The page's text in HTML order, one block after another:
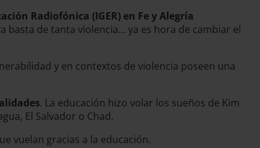
Radiofónica (IGER) en Fe y Alegría
basta de tanta violencia… ya es hora de cambiar el
y en contextos de violencia poseen una
. La educación hizo volar los sueños de Kim
El Salvador o Chad.
vuelan gracias a la educación.